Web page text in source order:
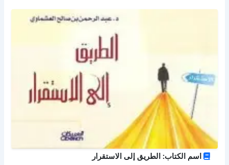
اسم الكتاب: الطريق إلى الاستقرار